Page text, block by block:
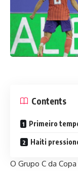
Contents
Primeiro
Haiti
O Grupo C da